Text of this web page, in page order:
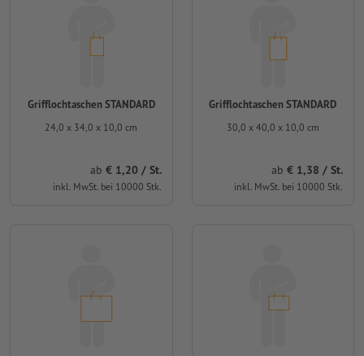
Grifflochtaschen STANDARD
24,0 x 34,0 x 10,0 cm
ab € 1,20 / St.
inkl. MwSt. bei 10000 Stk.
Grifflochtaschen STANDARD
30,0 x 40,0 x 10,0 cm
ab € 1,38 / St.
inkl. MwSt. bei 10000 Stk.